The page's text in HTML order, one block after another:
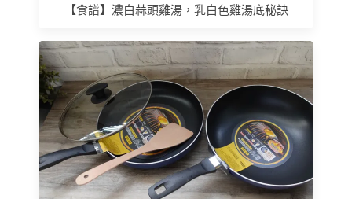
【食譜】濃白蒜頭雞湯，乳白色雞湯底秘訣